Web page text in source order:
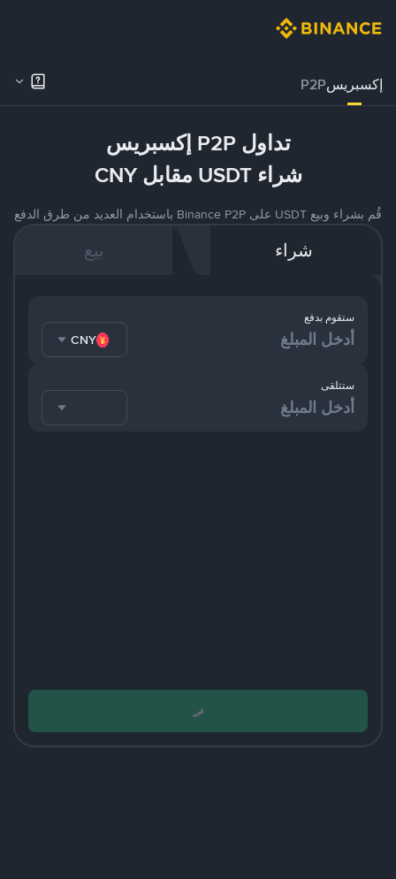
إكسبريسP2P
تداول P2P إكسبريس
شراء USDT مقابل CNY
قُم بشراء وبيع USDT على Binance P2P باستخدام العديد من طرق الدفع
شراء بيع
ستقوم بدفع
CNY
ستتلقى